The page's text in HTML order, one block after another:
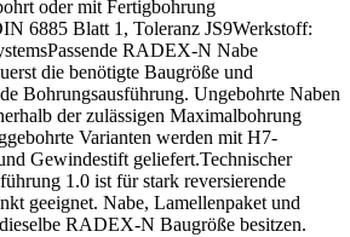
oder mit Fertigbohrung
6885 Blatt 1, Toleranz JS9Werkstoff:
RADEX-N Nabe
die benötigte Baugröße und
Bohrungsausführung. Ungebohrte Naben
der zulässigen Maximalbohrung
Varianten werden mit H7-
Gewindestift geliefert.Technischer
1.0 ist für stark reversierende
geeignet. Nabe, Lamellenpaket und
RADEX-N Baugröße besitzen.